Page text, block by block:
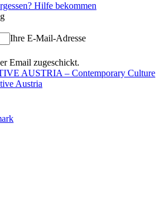
Hilfe bekommen
Ihre E-Mail-Adresse
Email zugeschickt.
AUSTRIA – Contemporary Culture